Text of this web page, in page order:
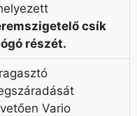
csík
részét.
Vario